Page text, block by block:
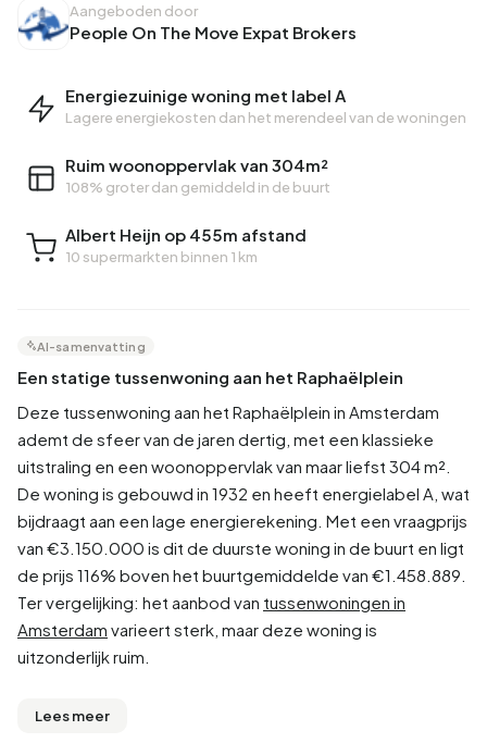
Energiezuinige woning met label A
Lagere energiekosten dan het merendeel van de woningen
Ruim woonoppervlak van 304m²
108% groter dan gemiddeld in de buurt
Albert Heijn op 455m afstand
10 supermarkten binnen 1 km
AI-samenvatting
Een statige tussenwoning aan het Raphaëlplein
Deze tussenwoning aan het Raphaëlplein in Amsterdam
ademt de sfeer van de jaren dertig, met een klassieke
uitstraling en een woonoppervlak van maar liefst 304 m².
De woning is gebouwd in 1932 en heeft energielabel A, wat
bijdraagt aan een lage energierekening. Met een vraagprijs
van €3.150.000 is dit de duurste woning in de buurt en ligt
de prijs 116% boven het buurtgemiddelde van €1.458.889.
Ter vergelijking: het aanbod van tussenwoningen in
Amsterdam varieert sterk, maar deze woning is
uitzonderlijk ruim.
Lees meer
Aangeboden door
People On The Move Expat Brokers